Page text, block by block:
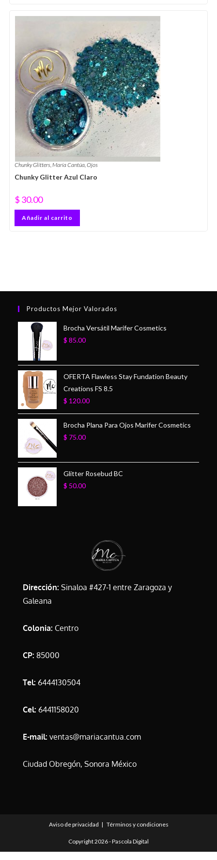
Chunky Glitters,María Cantúa,Ojos
Chunky Glitter Azul Claro
$ 30.00
Añadir al carrito
Productos Mejor Valorados
Brocha Versátil Marifer Cosmetics
$ 85.00
OFERTA Flawless Stay Fundation Beauty
Creations FS 8.5
$ 120.00
Brocha Plana Para Ojos Marifer Cosmetics
$ 75.00
Glitter Rosebud BC
$ 50.00
Dirección: Sinaloa #427-1 entre Zaragoza y
Galeana
Colonia: Centro
CP: 85000
Tel: 6444130504
Cel: 6441158020
E-mail: ventas@mariacantua.com
Ciudad Obregón, Sonora México
Aviso de privacidad Términos y condiciones
Copyright 2026 -Pascola Digital